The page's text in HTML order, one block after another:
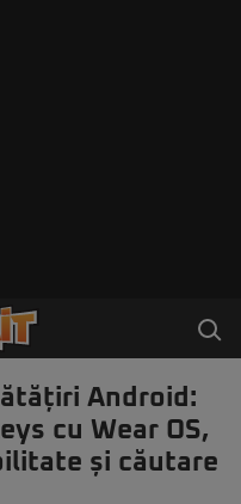
Android:
cu Wear OS,
și căutare